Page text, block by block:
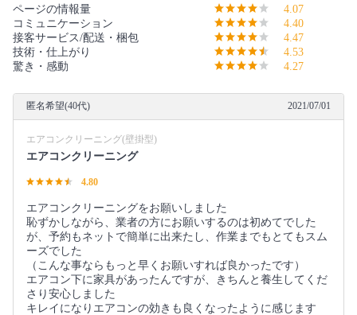
ページの情報量
4.07
コミュニケーション
4.40
接客サービス/配送・梱包
4.47
技術・仕上がり
4.53
驚き・感動
4.27
匿名希望(40代) 2021/07/01
エアコンクリーニング(壁掛型)
エアコンクリーニング
4.80
エアコンクリーニングをお願いしました
恥ずかしながら、業者の方にお願いするのは初めてでした
が、予約もネットで簡単に出来たし、作業までもとてもスム
ーズでした
（こんな事ならもっと早くお願いすれば良かったです）
エアコン下に家具があったんですが、きちんと養生してくだ
さり安心しました
キレイになりエアコンの効きも良くなったように感じます